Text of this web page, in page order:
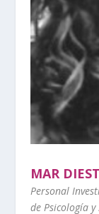
MAR
Personal
de Psicología y